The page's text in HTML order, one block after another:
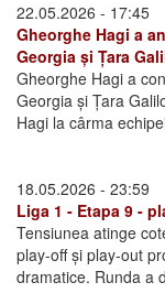
22.05.2026 - 17:45
Gheorghe Hagi a
Georgia și Țara
Gheorghe Hagi a
Georgia și Țara
Hagi la cârma
18.05.2026 - 23:59
Liga 1 - Etapa 9 -
Tensiunea atinge
play-off și play-out
dramatice. Runda a